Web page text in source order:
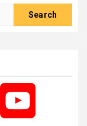
Twitter